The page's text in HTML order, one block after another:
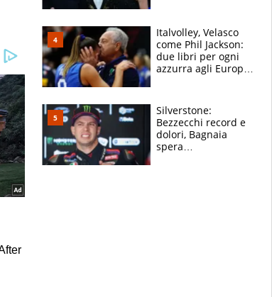
sfondo
Italvolley, Velasco
come Phil Jackson:
due libri per ogni
azzurra agli Europei.
Silverstone:
Bezzecchi record e
dolori, Bagnaia
spera